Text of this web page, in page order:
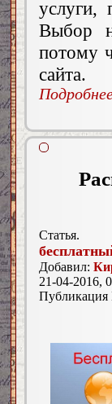
услуги,
Выбор
потому
сайта.
Статья.
Добавил:
21-04-2016,